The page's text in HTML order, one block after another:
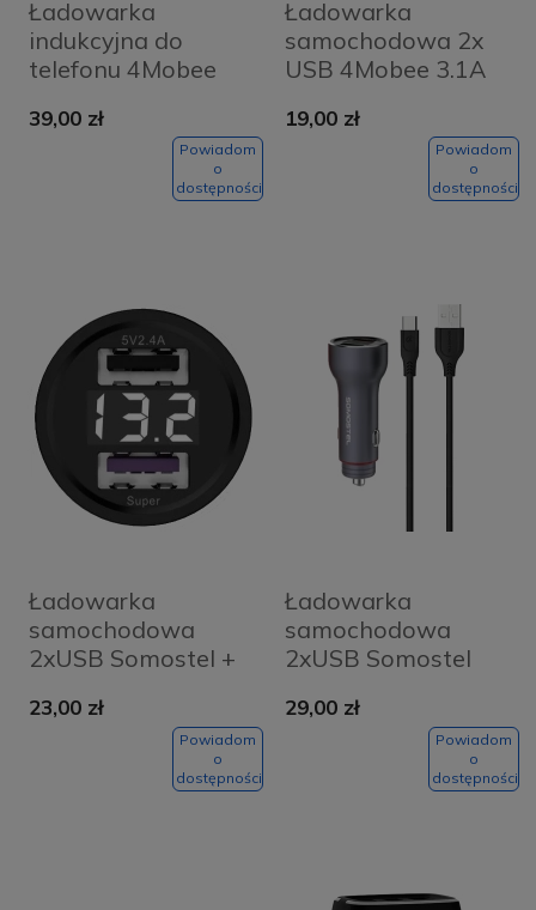
Ładowarka
indukcyjna do
telefonu 4Mobee
39,00 zł
Powiadom
o
dostępności
Ładowarka
samochodowa 2x
USB 4Mobee 3.1A
19,00 zł
Powiadom
o
dostępności
Ładowarka
samochodowa
2xUSB Somostel +
23,00 zł
Powiadom
o
dostępności
Ładowarka
samochodowa
2xUSB Somostel
micro USB
29,00 zł
Powiadom
o
dostępności